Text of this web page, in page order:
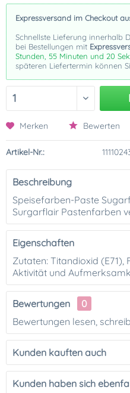
Expressversand im Checkout
Schnellste Lieferung innerhalb
bei Bestellungen mit
Stunden, 55 Minuten und 20
späteren Liefertermin können
Merken Bewerten
Artikel-Nr.:
Beschreibung
Speisefarben-Paste
Surgarflair Pastenfarben
Eigenschaften
Zutaten: Titandioxid (E71),
Aktivität und
Bewertungen
0
Bewertungen lesen,
Kunden kauften auch
Kunden haben sich